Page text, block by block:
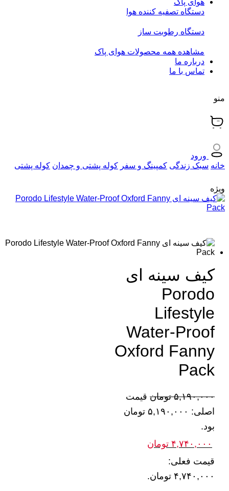
هوای پاک
دستگاه تصفیه کننده هوا
دستگاه رطوبت ساز
مشاهده همه محصولات هوای پاک
درباره ما
تماس با ما
منو
ورود
خانه سبک زندگی کمپینگ و سفر کوله پشتی و چمدان کوله پشتی
ویژه
کیف سینه ای
Porodo
Lifestyle
Water-Proof
Oxford Fanny
Pack
۵,۱۹۰,۰۰۰ تومان قیمت
اصلی: ۵,۱۹۰,۰۰۰ تومان
بود.
۴,۷۴۰,۰۰۰ تومان
قیمت فعلی:
۴,۷۴۰,۰۰۰ تومان.